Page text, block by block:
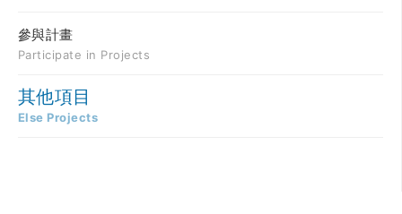
參與計畫
Participate in Projects
其他項目
Else Projects